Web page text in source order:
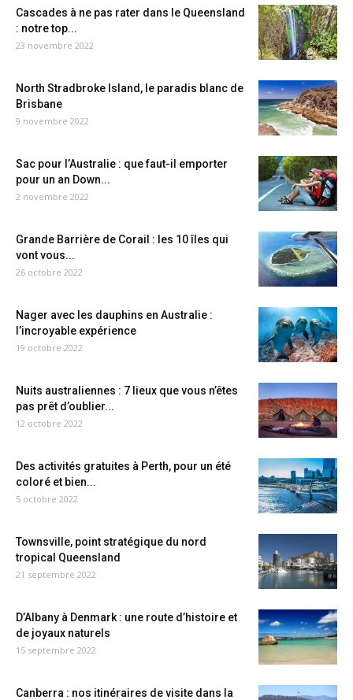
Cascades à ne pas rater dans le Queensland
: notre top...
23 novembre 2022
North Stradbroke Island, le paradis blanc de
Brisbane
9 novembre 2022
Sac pour l’Australie : que faut-il emporter
pour un an Down...
2 novembre 2022
Grande Barrière de Corail : les 10 îles qui
vont vous...
26 octobre 2022
Nager avec les dauphins en Australie :
l’incroyable expérience
19 octobre 2022
Nuits australiennes : 7 lieux que vous n’êtes
pas prêt d’oublier...
12 octobre 2022
Des activités gratuites à Perth, pour un été
coloré et bien...
5 octobre 2022
Townsville, point stratégique du nord
tropical Queensland
21 septembre 2022
D’Albany à Denmark : une route d’histoire et
de joyaux naturels
15 septembre 2022
Canberra : nos itinéraires de visite dans la